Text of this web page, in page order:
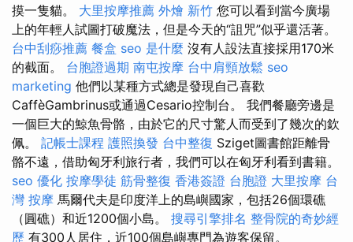
摸一隻貓。 大里按摩推薦 外燴 新竹 您可以看到當今廣場
上的年輕人試圖打破魔法，但是今天的“詛咒”似乎還活著。
台中刮痧推薦 餐盒 seo 是什麼 沒有人設法直接採用170米
的截面。 台胞證過期 南屯按摩 台中肩頸放鬆 seo
marketing 他們以某種方式總是發現自己喜歡
CaffèGambrinus或通過Cesario控制台。 我們餐廳旁邊是
一個巨大的鯨魚骨骼，由於它的尺寸驚人而受到了幾次的欽
佩。 記帳士課程 護照換發 台中整復 Sziget圖書館距離骨
骼不遠，借助匈牙利旅行者，我們可以在匈牙利看到書籍。
seo 優化 按摩學徒 筋骨整復 香港簽證 台胞證 大里按摩 台
灣 按摩 馬爾代夫是印度洋上的島嶼國家，包括26個環礁
（圓礁）和近1200個小島。 搜尋引擎排名 整骨院的奇妙經
歷 有300人居住，近100個島嶼專門為遊客保留。